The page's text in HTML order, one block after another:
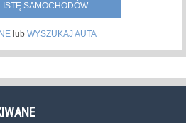
SAMOCHODÓW
lub WYSZUKAJ AUTA